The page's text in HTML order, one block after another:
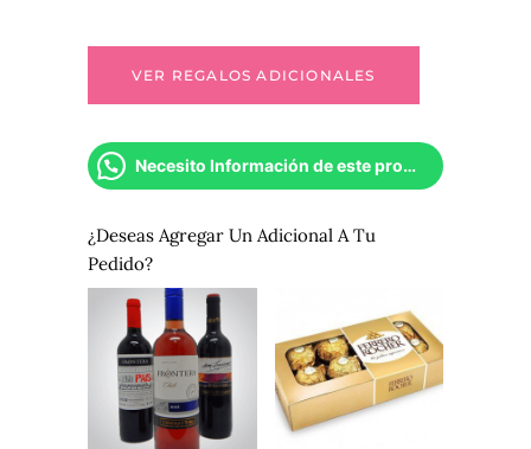
Necesito Información de este producto
¿Deseas Agregar Un Adicional A Tu
Pedido?